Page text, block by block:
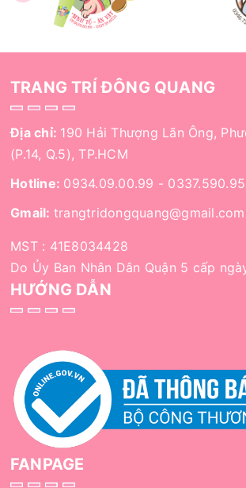
TRANG TRÍ ĐÔNG QUANG
Địa chỉ: 190 Hải Thượng Lãn Ông,
(P.14, Q.5), TP.HCM
Hotline: 0934.09.00.99 -
Gmail: trangtridongquang@gmail.com
MST : 41E8034428
Do Ủy Ban Nhân Dân Quận 5 cấp
HƯỚNG DẪN
FANPAGE